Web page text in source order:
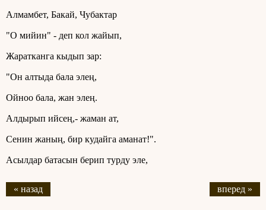
Алмамбет, Бакай, Чубактар
"О мийин" - деп кол жайып,
Жаратканга кыдып зар:
"Он алтыда бала элең,
Ойноо бала, жан элең.
Алдырып ийсең,- жаман ат,
Сенин жаның, бир кудайга аманат!".
Асылдар батасын берип турду эле,
« назад вперед »